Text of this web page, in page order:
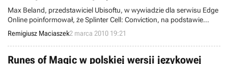
Max Beland, przedstawiciel Ubisoftu, w wywiadzie dla serwisu Edge
Online poinformował, że Splinter Cell: Conviction, na podstawie
umowy z Microsoftem, zostanie wydany tylko dla Xbox 360 i PC.
Jeżeli chodzi natomiast o przyszłe wydania serii, to
prawdopodobnie możemy się ich spodziewać również na PS3 oraz
pozostałych platformach.
Remigiusz Maciaszek2 marca 2010 19:21
Runes of Magic w polskiej wersji językowej